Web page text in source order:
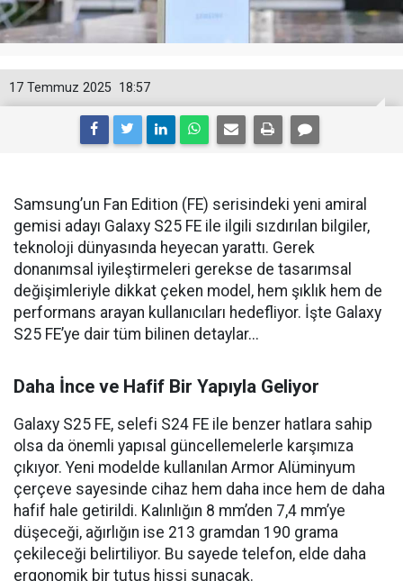
18:57
17 Temmuz 2025
Samsung’un Fan Edition (FE) serisindeki yeni amiral
gemisi adayı Galaxy S25 FE ile ilgili sızdırılan bilgiler,
teknoloji dünyasında heyecan yarattı. Gerek
donanımsal iyileştirmeleri gerekse de tasarımsal
değişimleriyle dikkat çeken model, hem şıklık hem de
performans arayan kullanıcıları hedefliyor. İşte Galaxy
S25 FE’ye dair tüm bilinen detaylar...
Daha İnce ve Hafif Bir Yapıyla Geliyor
Galaxy S25 FE, selefi S24 FE ile benzer hatlara sahip
olsa da önemli yapısal güncellemelerle karşımıza
çıkıyor. Yeni modelde kullanılan Armor Alüminyum
çerçeve sayesinde cihaz hem daha ince hem de daha
hafif hale getirildi. Kalınlığın 8 mm’den 7,4 mm’ye
düşeceği, ağırlığın ise 213 gramdan 190 grama
çekileceği belirtiliyor. Bu sayede telefon, elde daha
ergonomik bir tutuş hissi sunacak.